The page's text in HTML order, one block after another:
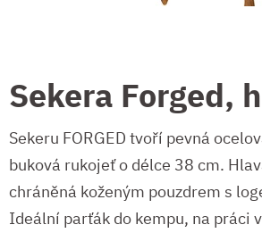
Sekera Forged,
Sekeru FORGED tvoří pevná
buková rukojeť o délce 38 cm.
chráněná koženým pouzdrem s
Ideální parťák do kempu, na práci